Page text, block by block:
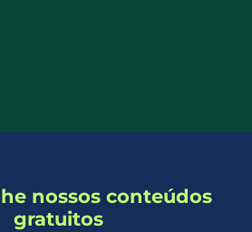
nossos conteúdos
gratuitos